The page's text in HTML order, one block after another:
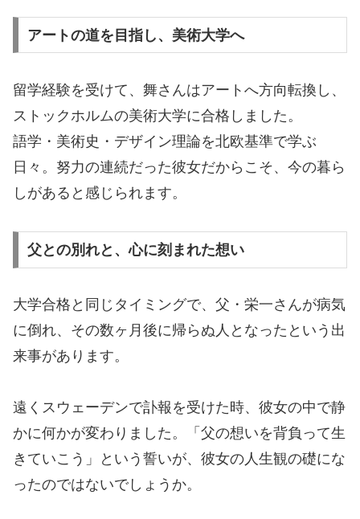
アートの道を目指し、美術大学へ
留学経験を受けて、舞さんはアートへ方向転換し、
ストックホルムの美術大学に合格しました。
語学・美術史・デザイン理論を北欧基準で学ぶ
日々。努力の連続だった彼女だからこそ、今の暮ら
しがあると感じられます。
父との別れと、心に刻まれた想い
大学合格と同じタイミングで、父・栄一さんが病気
に倒れ、その数ヶ月後に帰らぬ人となったという出
来事があります。
遠くスウェーデンで訃報を受けた時、彼女の中で静
かに何かが変わりました。「父の想いを背負って生
きていこう」という誓いが、彼女の人生観の礎にな
ったのではないでしょうか。